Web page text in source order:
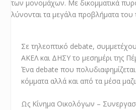
Σε τηλεοπτικό debate,
ΑΚΕΛ και ΔΗΣΥ το μεσημέρι της
Ένα debateπου
κόμματα αλλά και από τα μέσα
Ως Κίνημα Οικολόγων –